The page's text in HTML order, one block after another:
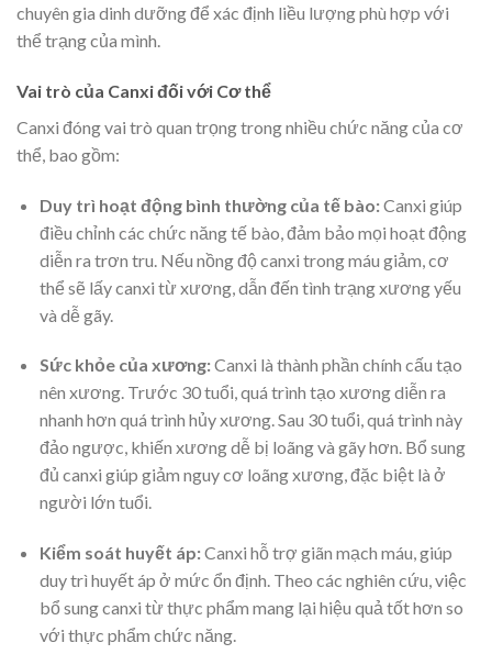
chuyên gia dinh dưỡng để xác định liều lượng phù hợp với
thể trạng của mình.
Vai trò của Canxi đối với Cơ thể
Canxi đóng vai trò quan trọng trong nhiều chức năng của cơ
thể, bao gồm:
Duy trì hoạt động bình thường của tế bào:Canxi giúp
điều chỉnh các chức năng tế bào, đảm bảo mọi hoạt động
diễn ra trơn tru. Nếu nồng độ canxi trong máu giảm, cơ
thể sẽ lấy canxi từ xương, dẫn đến tình trạng xương yếu
và dễ gãy.
Sức khỏe của xương:Canxi là thành phần chính cấu tạo
nên xương. Trước 30 tuổi, quá trình tạo xương diễn ra
nhanh hơn quá trình hủy xương. Sau 30 tuổi, quá trình này
đảo ngược, khiến xương dễ bị loãng và gãy hơn. Bổ sung
đủ canxi giúp giảm nguy cơ loãng xương, đặc biệt là ở
người lớn tuổi.
Kiểm soát huyết áp:Canxi hỗ trợ giãn mạch máu, giúp
duy trì huyết áp ở mức ổn định. Theo các nghiên cứu, việc
bổ sung canxi từ thực phẩm mang lại hiệu quả tốt hơn so
với thực phẩm chức năng.